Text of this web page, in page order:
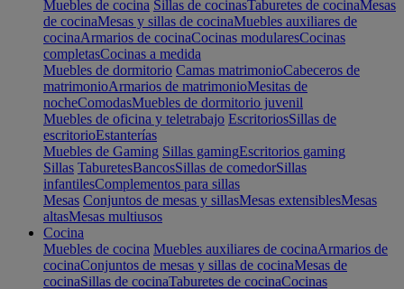
Muebles de cocina Sillas de cocinasTaburetes de cocinaMesas
de cocinaMesas y sillas de cocinaMuebles auxiliares de
cocinaArmarios de cocinaCocinas modularesCocinas
completasCocinas a medida
Muebles de dormitorio Camas matrimonioCabeceros de
matrimonioArmarios de matrimonioMesitas de
nocheComodasMuebles de dormitorio juvenil
Muebles de oficina y teletrabajo EscritoriosSillas de
escritorioEstanterías
Muebles de Gaming Sillas gamingEscritorios gaming
Sillas TaburetesBancosSillas de comedorSillas
infantilesComplementos para sillas
Mesas Conjuntos de mesas y sillasMesas extensiblesMesas
altasMesas multiusos
Cocina
Muebles de cocina Muebles auxiliares de cocinaArmarios de
cocinaConjuntos de mesas y sillas de cocinaMesas de
cocinaSillas de cocinaTaburetes de cocinaCocinas